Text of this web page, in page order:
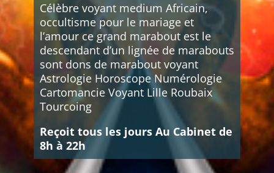
Célèbre voyant medium Africain,
occultisme pour le mariage et
l’amour ce grand marabout est le
descendant d’un lignée de marabouts
sont dons de marabout voyant
Astrologie Horoscope Numérologie
Cartomancie Voyant Lille Roubaix
Tourcoing
Reçoit tous les jours Au Cabinet de
8h à 22h